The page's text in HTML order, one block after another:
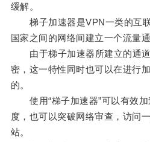
缓解。
梯子加速器是VPN一类的互联
国家之间的网络间建立一个流量
由于梯子加速器所建立的通道
密，这一特性同时也可以在进行
的。
使用“梯子加速器”可以有效加
度，也可以突破网络审查，访问
站。